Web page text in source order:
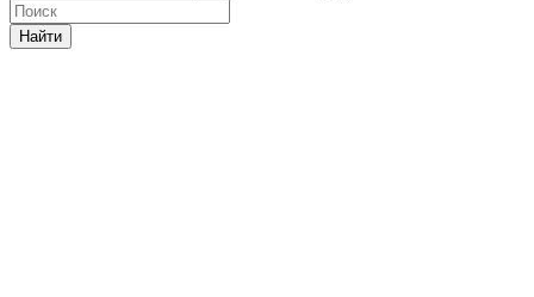
Найти